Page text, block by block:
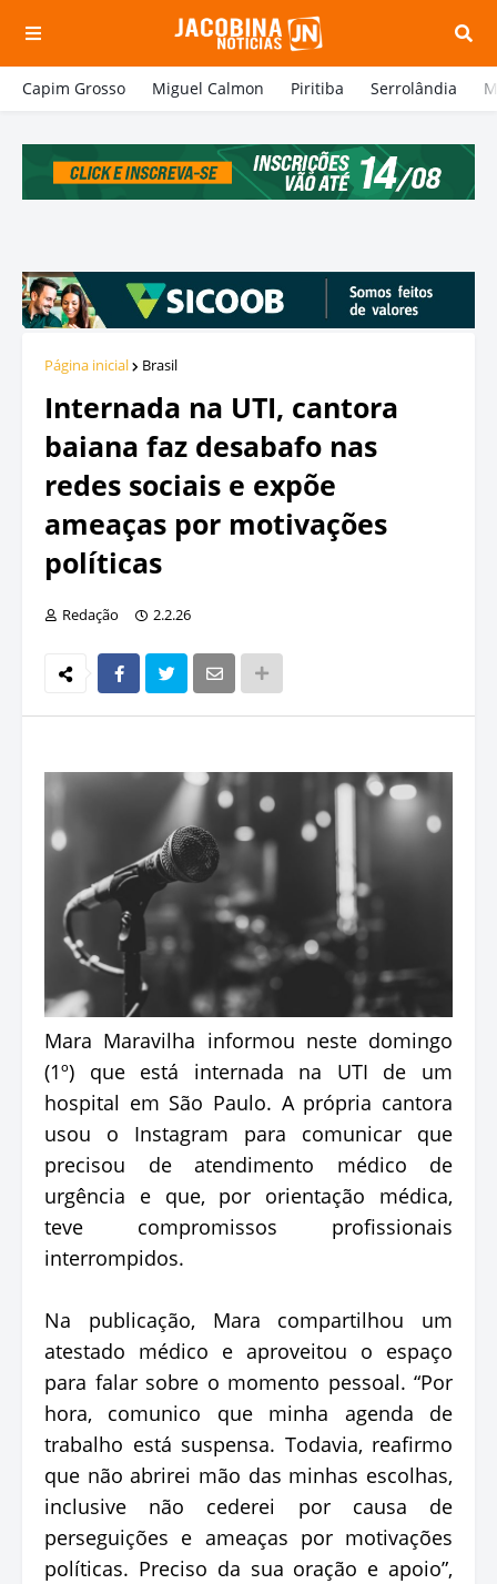
Capim Grosso Miguel Calmon Piritiba Serrolândia
Página inicial Brasil
Internada na UTI, cantora
baiana faz desabafo nas
redes sociais e expõe
ameaças por motivações
políticas
Redação 2.2.26
Mara Maravilha informou neste domingo
(1º) que está internada na UTI de um
hospital em São Paulo. A própria cantora
usou o Instagram para comunicar que
precisou de atendimento médico de
urgência e que, por orientação médica,
teve compromissos profissionais
interrompidos.
Na publicação, Mara compartilhou um
atestado médico e aproveitou o espaço
para falar sobre o momento pessoal. “Por
hora, comunico que minha agenda de
trabalho está suspensa. Todavia, reafirmo
que não abrirei mão das minhas escolhas,
inclusive não cederei por causa de
perseguições e ameaças por motivações
políticas. Preciso da sua oração e apoio”,